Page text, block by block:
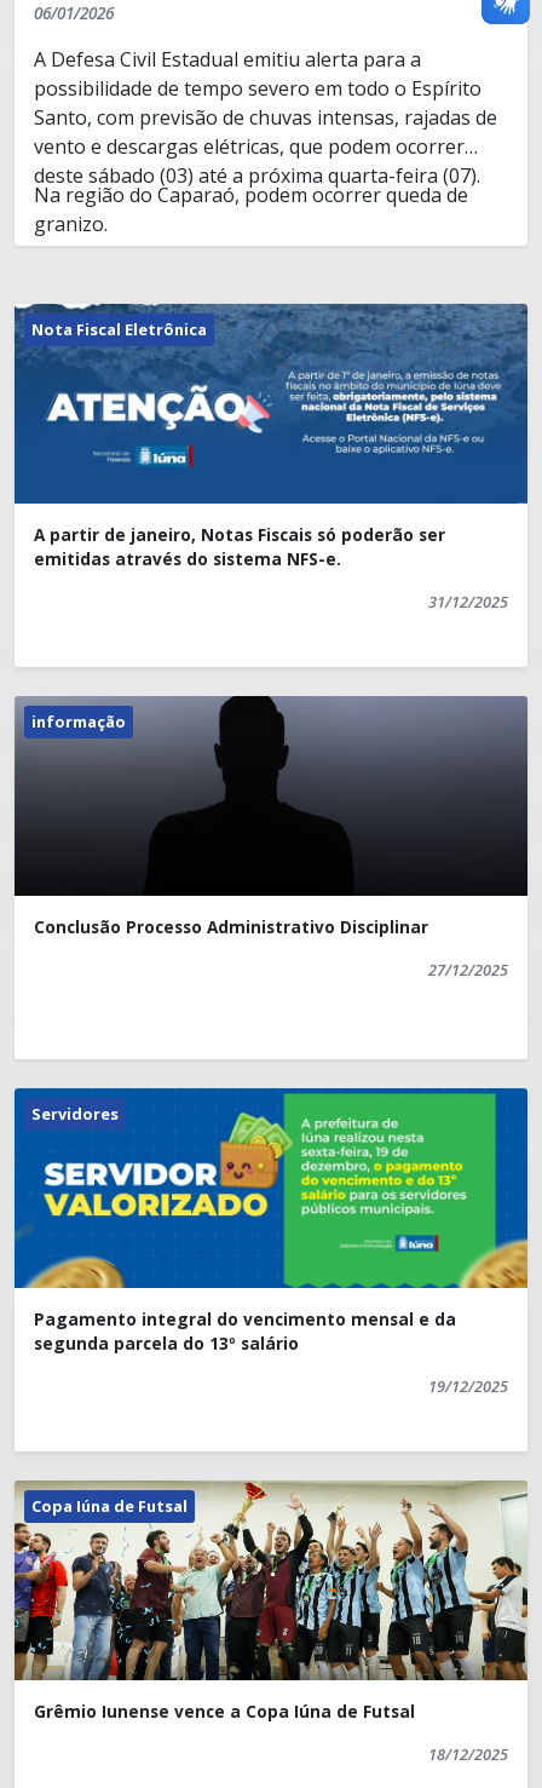
06/01/2026
A Defesa Civil Estadual emitiu alerta para a
possibilidade de tempo severo em todo o Espírito
Santo, com previsão de chuvas intensas, rajadas de
vento e descargas elétricas, que podem ocorrer
deste sábado (03) até a próxima quarta-feira (07).
Na região do Caparaó, podem ocorrer queda de
granizo.
umidade, a probabilidade de ocorrência de tempo
severo no Espírito Santo é elevada. Para hoje,
sábado, o aviso de impacto alto concentra na parte
da região serrana, sul e Caparaó. O Restante do
Estado está sobre aviso de impacto moderado".
Informou a meteorologista, Ana Letícia Melo, em
comunicado oficial.
Fiquem em alerta!
Em caso de emergência ligue para:
Nota Fiscal Eletrônica
A partir de janeiro, Notas Fiscais só poderão ser
emitidas através do sistema NFS-e.
31/12/2025
informação
Conclusão Processo Administrativo Disciplinar
27/12/2025
Servidores
Pagamento integral do vencimento mensal e da
segunda parcela do 13º salário
19/12/2025
Copa Iúna de Futsal
Grêmio Iunense vence a Copa Iúna de Futsal
18/12/2025